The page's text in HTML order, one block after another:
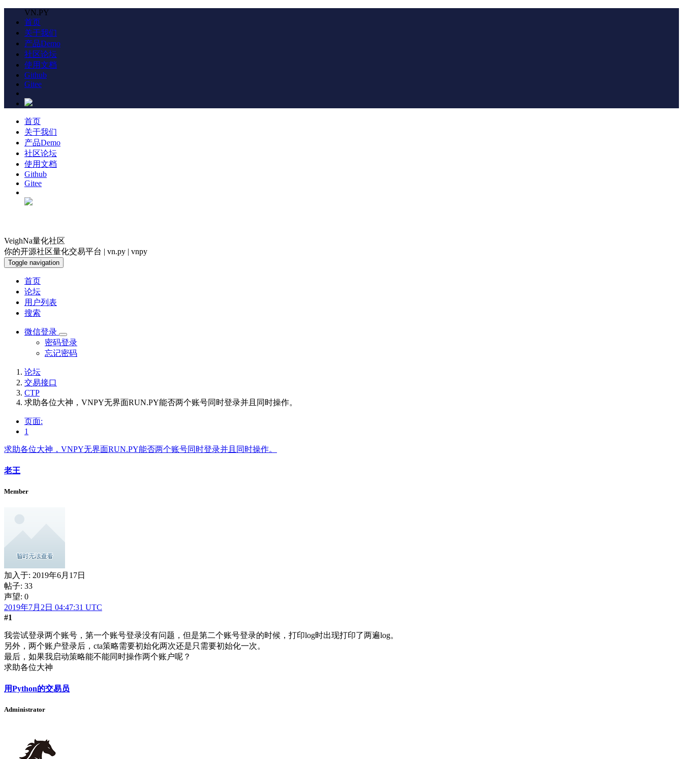
VN.PY
首页
关于我们
产品Demo
社区论坛
使用文档
Github
Gitee
首页
关于我们
产品Demo
社区论坛
使用文档
Github
Gitee
VeighNa量化社区
你的开源社区量化交易平台 | vn.py | vnpy
Toggle navigation
首页
论坛
用户列表
搜索
微信登录
密码登录
忘记密码
论坛
交易接口
CTP
求助各位大神，VNPY无界面RUN.PY能否两个账号同时登录并且同时操作。
页面:
1
求助各位大神，VNPY无界面RUN.PY能否两个账号同时登录并且同时操作。
老王
Member
加入于: 2019年6月17日
帖子: 33
声望: 0
2019年7月2日 04:47:31 UTC
#1
我尝试登录两个账号，第一个账号登录没有问题，但是第二个账号登录的时候，打印log时出现打印了两遍log。
另外，两个账户登录后，cta策略需要初始化两次还是只需要初始化一次。
最后，如果我启动策略能不能同时操作两个账户呢？
求助各位大神
用Python的交易员
Administrator